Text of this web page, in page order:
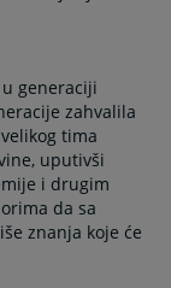
generaciji
zahvalila
tima
uputivši
i drugim
da sa
znanja koje će